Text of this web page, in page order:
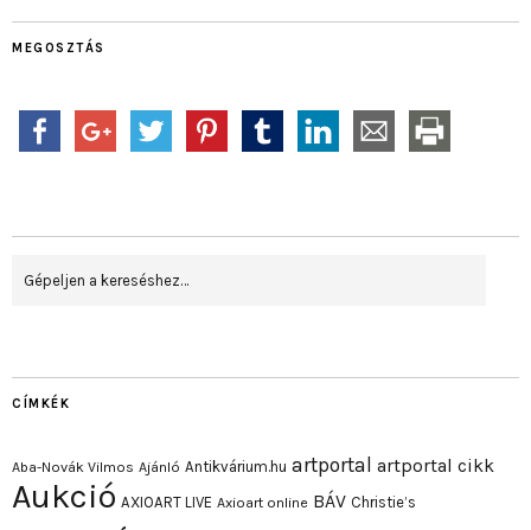
MEGOSZTÁS
CÍMKÉK
Aba-Novák Vilmos Ajánló Antikvárium.hu artportal artportal cikk
Aukció AXIOART LIVE Axioart online BÁV Christie’s